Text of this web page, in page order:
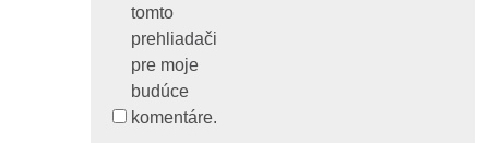
tomto
prehliadači
pre moje
budúce
komentáre.